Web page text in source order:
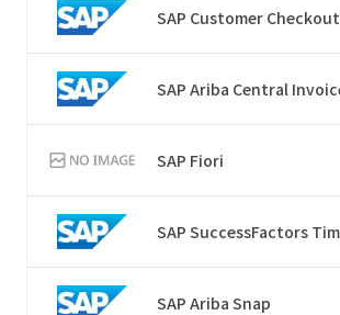
SAP Customer Checkout
SAP Fiori
SAP Ariba Snap